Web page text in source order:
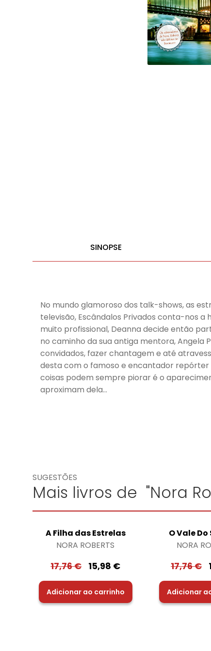
SINOPSE
No mundo glamoroso dos talk-shows, as
televisão, Escândalos Privados conta-nos
muito profissional, Deanna decide então
no caminho da sua antiga mentora, Angela
convidados, fazer chantagem e até
desta com o famoso e encantador repórter
coisas podem sempre piorar é o
aproximam dela…
SUGESTÕES
Mais livros de "Nora
A Filha das Estrelas
NORA ROBERTS
17,76€ 15,98 €
Adicionar ao carrinho
O Vale
NORA
17,76€
Adicionar